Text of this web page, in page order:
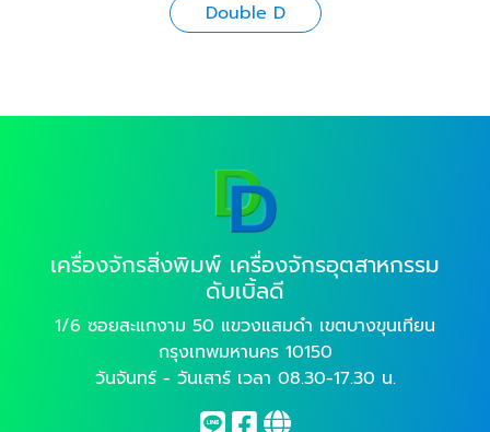
Double D
เครื่องจักรสิ่งพิมพ์ เครื่องจักรอุตสาหกรรม
ดับเบิ้ลดี
1/6 ซอยสะแกงาม 50 แขวงแสมดำ เขตบางขุนเทียน
กรุงเทพมหานคร 10150
วันจันทร์ - วันเสาร์ เวลา 08.30-17.30 น.